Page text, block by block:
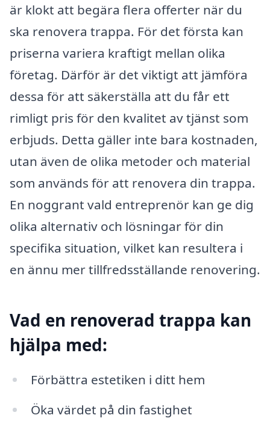
är klokt att begära flera offerter när du
ska renovera trappa. För det första kan
priserna variera kraftigt mellan olika
företag. Därför är det viktigt att jämföra
dessa för att säkerställa att du får ett
rimligt pris för den kvalitet av tjänst som
erbjuds. Detta gäller inte bara kostnaden,
utan även de olika metoder och material
som används för att renovera din trappa.
En noggrant vald entreprenör kan ge dig
olika alternativ och lösningar för din
specifika situation, vilket kan resultera i
en ännu mer tillfredsställande renovering.
Vad en renoverad trappa kan
hjälpa med:
Förbättra estetiken i ditt hem
Öka värdet på din fastighet